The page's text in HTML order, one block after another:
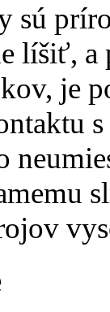
sú
líšiť,
je